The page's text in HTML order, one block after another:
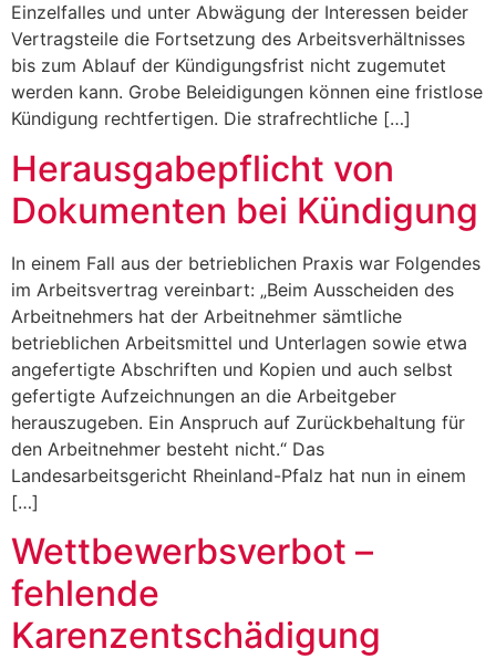
Einzelfalles und unter Abwägung der Interessen beider
Vertragsteile die Fortsetzung des Arbeitsverhältnisses
bis zum Ablauf der Kündigungsfrist nicht zugemutet
werden kann. Grobe Beleidigungen können eine fristlose
Kündigung rechtfertigen. Die strafrechtliche […]
Herausgabepflicht von
Dokumenten bei Kündigung
In einem Fall aus der betrieblichen Praxis war Folgendes
im Arbeitsvertrag vereinbart: „Beim Ausscheiden des
Arbeitnehmers hat der Arbeitnehmer sämtliche
betrieblichen Arbeitsmittel und Unterlagen sowie etwa
angefertigte Abschriften und Kopien und auch selbst
gefertigte Aufzeichnungen an die Arbeitgeber
herauszugeben. Ein Anspruch auf Zurückbehaltung für
den Arbeitnehmer besteht nicht.“ Das
Landesarbeitsgericht Rheinland-Pfalz hat nun in einem
[…]
Wettbewerbsverbot –
fehlende
Karenzentschädigung